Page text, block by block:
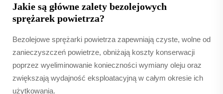
Jakie są główne zalety bezolejowych
sprężarek powietrza?
Bezolejowe sprężarki powietrza zapewniają czyste, wolne od
zanieczyszczeń powietrze, obniżają koszty konserwacji
poprzez wyeliminowanie konieczności wymiany oleju oraz
zwiększają wydajność eksploatacyjną w całym okresie ich
użytkowania.